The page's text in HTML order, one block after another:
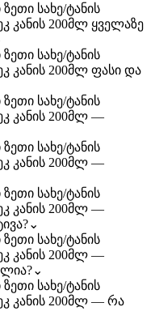
სახე/ტანის
კანის 200მლ ყველაზე
სახე/ტანის
კანის 200მლ ფასი და
სახე/ტანის
კანის 200მლ —
სახე/ტანის
კანის 200მლ —
სახე/ტანის
კანის 200მლ —
⌄
სახე/ტანის
კანის 200მლ —
⌄
სახე/ტანის
კანის 200მლ — რა